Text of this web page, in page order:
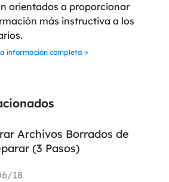
orientados a proporcionar
más instructiva a los
información completa
Archivos Borrados de
(3 Pasos)
18